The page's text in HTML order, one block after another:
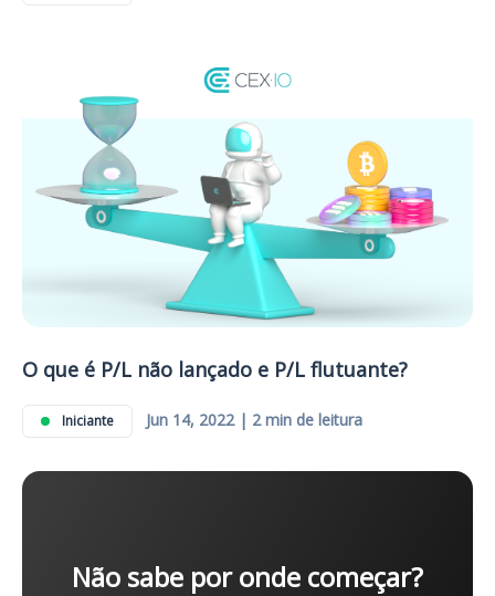
O que é P/L não lançado e P/L flutuante?
Iniciante Jun 14, 2022 | 2 min de leitura
Não sabe por onde começar?